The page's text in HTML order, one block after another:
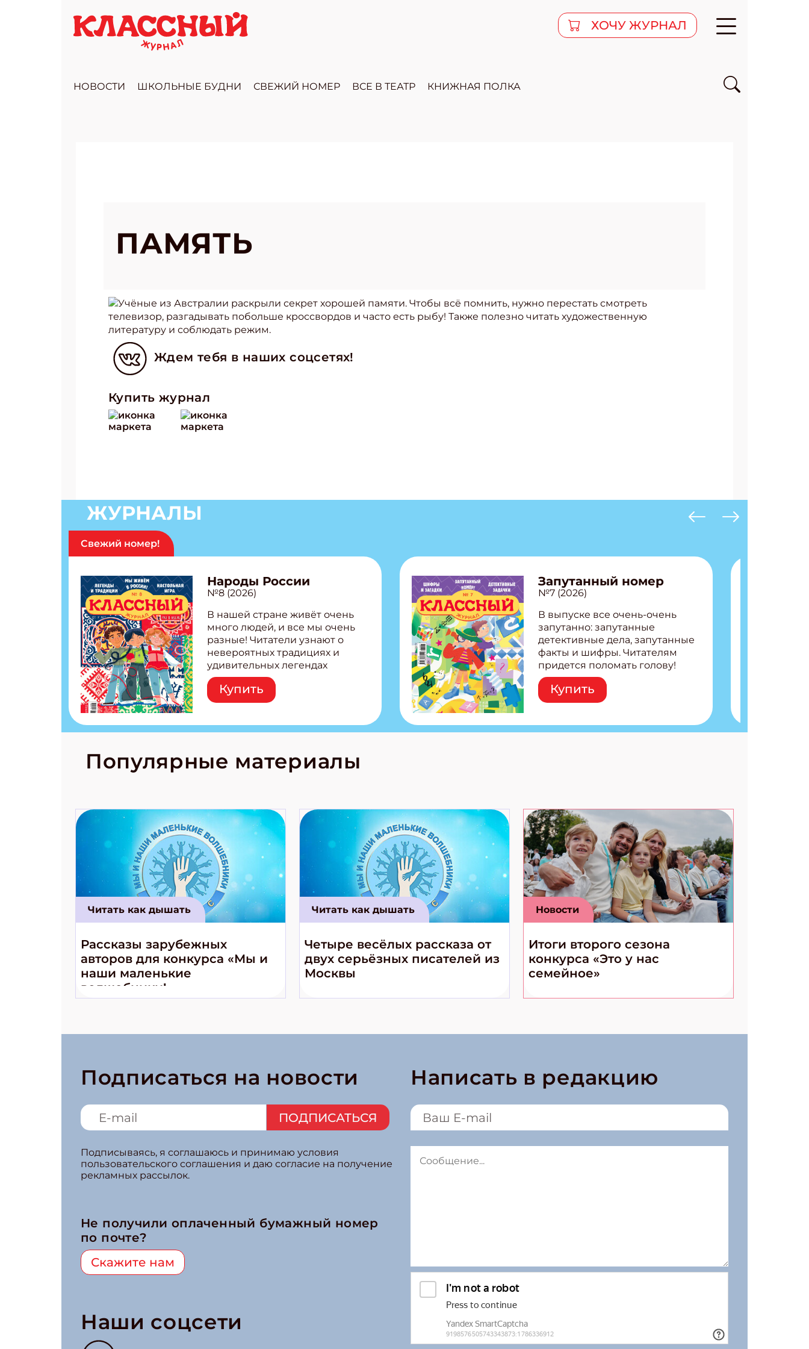
ХОЧУ ЖУРНАЛ
НОВОСТИ ШКОЛЬНЫЕ БУДНИ СВЕЖИЙ НОМЕР ВСЕ В ТЕАТР КНИЖНАЯ ПОЛКА
ПАМЯТЬ
Учёные из Австралии раскрыли секрет хорошей памяти. Чтобы всё помнить, нужно перестать смотреть
телевизор, разгадывать побольше кроссвордов и часто есть рыбу! Также полезно читать художественную
литературу и соблюдать режим.
Ждем тебя в наших соцсетях!
Купить журнал
ЖУРНАЛЫ
Свежий номер!
Народы России
№8 (2026)
В нашей стране живёт очень
много людей, и все мы очень
разные! Читатели узнают о
невероятных традициях и
удивительных легендах
народов России! Внутри:
Легенды татар, башкир и
бурятов Настольная игра
странные слова Традиционные
космические приключения!
Купить
Запутанный номер
№7 (2026)
В выпуске все очень-очень
запутанно: запутанные
детективные дела, запутанные
факты и шифры. Читателям
придется поломать голову!
Внутри: Шифры и
расшифровки Плетем
запутанные поделки
Ищем коды 3 комикса
Купить
Популярные материалы
Читать как дышать
Рассказы зарубежных
авторов для конкурса «Мы и
наши маленькие
волшебники!»
Читать как дышать
Четыре весёлых рассказа от
двух серьёзных писателей из
Москвы
Новости
Итоги второго сезона
конкурса «Это у нас
семейное»
Подписаться на новости
ПОДПИСАТЬСЯ
Подписываясь, я соглашаюсь и принимаю условия
пользовательского соглашения и даю согласие на получение
рекламных рассылок.
Не получили оплаченный бумажный номер
по почте?
Скажите нам
Наши соцсети
Написать в редакцию